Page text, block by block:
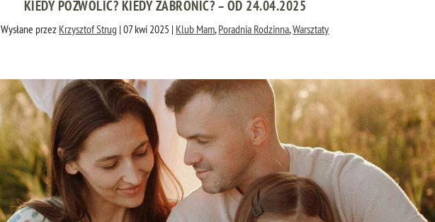
KIEDY POZWOLIĆ? KIEDY ZABRONIĆ? – OD 24.04.2025
Wysłane przez Krzysztof Strug |07 kwi 2025 | Klub Mam,Poradnia Rodzinna,Warsztaty